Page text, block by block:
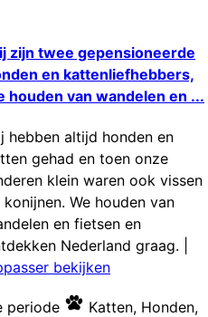
zijn twee gepensioneerde
en kattenliefhebbers,
houden van wandelen en ...
hebben altijd honden en
gehad en toen onze
klein waren ook vissen
konijnen. We houden van
en fietsen en
Nederland graag.
bekijken
periode Katten, Honden,